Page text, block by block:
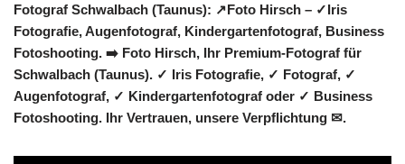
Fotograf Schwalbach (Taunus): ↗️Foto Hirsch – ✓Iris
Fotografie, Augenfotograf, Kindergartenfotograf, Business
Fotoshooting. ➡️ Foto Hirsch, Ihr Premium-Fotograf für
Schwalbach (Taunus). ✓ Iris Fotografie, ✓ Fotograf, ✓
Augenfotograf, ✓ Kindergartenfotograf oder ✓ Business
Fotoshooting. Ihr Vertrauen, unsere Verpflichtung ✉.